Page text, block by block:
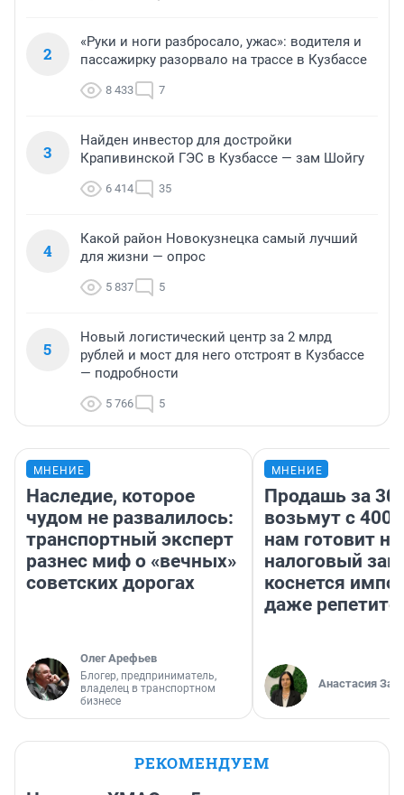
2
«Руки и ноги разбросало, ужас»: водителя и
пассажирку разорвало на трассе в Кузбассе
8 433 7
3
Найден инвестор для достройки
Крапивинской ГЭС в Кузбассе — зам Шойгу
6 414 35
4
Какой район Новокузнецка самый лучший
для жизни — опрос
5 837 5
5
Новый логистический центр за 2 млрд
рублей и мост для него отстроят в Кузбассе
— подробности
5 766 5
МНЕНИЕ
Наследие, которое
чудом не развалилось:
транспортный эксперт
разнес миф о «вечных»
советских дорогах
Олег Арефьев
Блогер, предприниматель,
владелец в транспортном
бизнесе
МНЕНИЕ
Продашь за
возьмут с
нам готовит
налоговый
коснется
даже
Анастасия
РЕКОМЕНДУЕМ